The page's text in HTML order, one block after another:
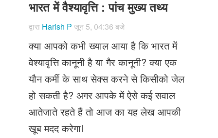
Just Poocho
संपर्क करें
भारत में वैश्यावृत्ति : पांच मुख्य तथ्य
द्वारा Harish P जून 5, 04:36 बजे
क्या आपको कभी ख्याल आया है कि भारत में
वेश्यावृत्ति कानूनी है या गैर कानूनी? क्या एक
यौन कर्मी के साथ सेक्स करने से किसीको जेल
हो सकती है? अगर आपके में ऐसे कई सवाल
आतेजाते रहते हैं तो आज का यह लेख आपकी
खूब मदद करेगाI